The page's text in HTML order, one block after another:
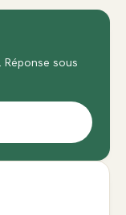
Réponse sous